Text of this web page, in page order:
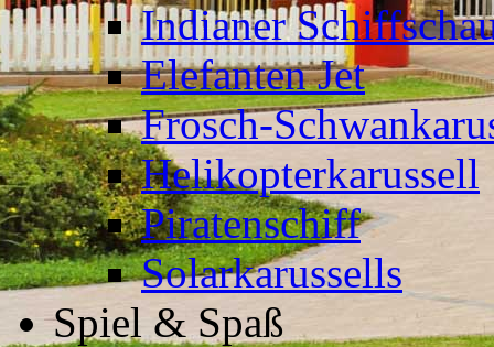
Indianer
Elefanten Jet
Frosch-
Helikopterkarussell
Piratenschiff
Solarkarussells
Spiel & Spaß